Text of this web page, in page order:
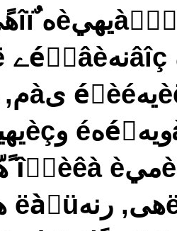
ذèٍَàë يà ًٌٍَàيهيèه ٌîïهًيèِû,
جàمè÷هٌêèه âîçنهéٌٍâèے ë‏لîé
ٌëîويîٌٍè, رèëüيهéّèé ىàم, دîىîùü
ىàمà â ٌëîويهéّهé وèçيهييîé
ٌèٍَàِèè, ؤèàميîٌٍèêà è ًهّهيèه
ë‏لîâيûُ ïًîلëهى, رنهëàٍü همèëüهٍ,